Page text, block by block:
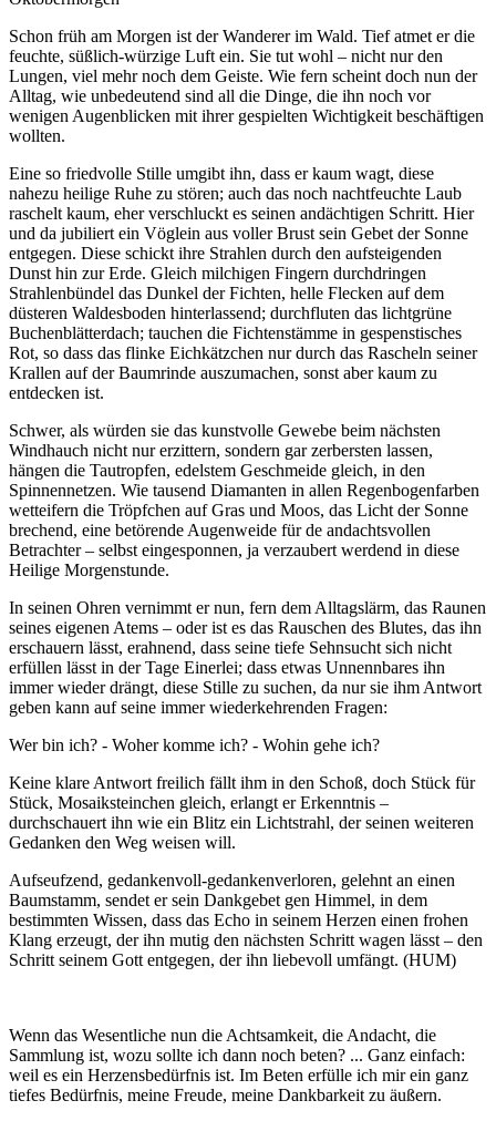
Schon früh am Morgen ist der Wanderer im Wald. Tief atmet er die
feuchte, süßlich-würzige Luft ein. Sie tut wohl – nicht nur den
Lungen, viel mehr noch dem Geiste. Wie fern scheint doch nun der
Alltag, wie unbedeutend sind all die Dinge, die ihn noch vor
wenigen Augenblicken mit ihrer gespielten Wichtigkeit beschäftigen
wollten.
Eine so friedvolle Stille umgibt ihn, dass er kaum wagt, diese
nahezu heilige Ruhe zu stören; auch das noch nachtfeuchte Laub
raschelt kaum, eher verschluckt es seinen andächtigen Schritt. Hier
und da jubiliert ein Vöglein aus voller Brust sein Gebet der Sonne
entgegen. Diese schickt ihre Strahlen durch den aufsteigenden
Dunst hin zur Erde. Gleich milchigen Fingern durchdringen
Strahlenbündel das Dunkel der Fichten, helle Flecken auf dem
düsteren Waldesboden hinterlassend; durchfluten das lichtgrüne
Buchenblätterdach; tauchen die Fichtenstämme in gespenstisches
Rot, so dass das flinke Eichkätzchen nur durch das Rascheln seiner
Krallen auf der Baumrinde auszumachen, sonst aber kaum zu
entdecken ist.
Schwer, als würden sie das kunstvolle Gewebe beim nächsten
Windhauch nicht nur erzittern, sondern gar zerbersten lassen,
hängen die Tautropfen, edelstem Geschmeide gleich, in den
Spinnennetzen. Wie tausend Diamanten in allen Regenbogenfarben
wetteifern die Tröpfchen auf Gras und Moos, das Licht der Sonne
brechend, eine betörende Augenweide für de andachtsvollen
Betrachter – selbst eingesponnen, ja verzaubert werdend in diese
Heilige Morgenstunde.
In seinen Ohren vernimmt er nun, fern dem Alltagslärm, das Raunen
seines eigenen Atems – oder ist es das Rauschen des Blutes, das ihn
erschauern lässt, erahnend, dass seine tiefe Sehnsucht sich nicht
erfüllen lässt in der Tage Einerlei; dass etwas Unnennbares ihn
immer wieder drängt, diese Stille zu suchen, da nur sie ihm Antwort
geben kann auf seine immer wiederkehrenden Fragen:
Wer bin ich? - Woher komme ich? - Wohin gehe ich?
Keine klare Antwort freilich fällt ihm in den Schoß, doch Stück für
Stück, Mosaiksteinchen gleich, erlangt er Erkenntnis –
durchschauert ihn wie ein Blitz ein Lichtstrahl, der seinen weiteren
Gedanken den Weg weisen will.
Aufseufzend, gedankenvoll-gedankenverloren, gelehnt an einen
Baumstamm, sendet er sein Dankgebet gen Himmel, in dem
bestimmten Wissen, dass das Echo in seinem Herzen einen frohen
Klang erzeugt, der ihn mutig den nächsten Schritt wagen lässt – den
Schritt seinem Gott entgegen, der ihn liebevoll umfängt. (HUM)
Wenn das Wesentliche nun die Achtsamkeit, die Andacht, die
Sammlung ist, wozu sollte ich dann noch beten? ... Ganz einfach:
weil es ein Herzensbedürfnis ist. Im Beten erfülle ich mir ein ganz
tiefes Bedürfnis, meine Freude, meine Dankbarkeit zu äußern.